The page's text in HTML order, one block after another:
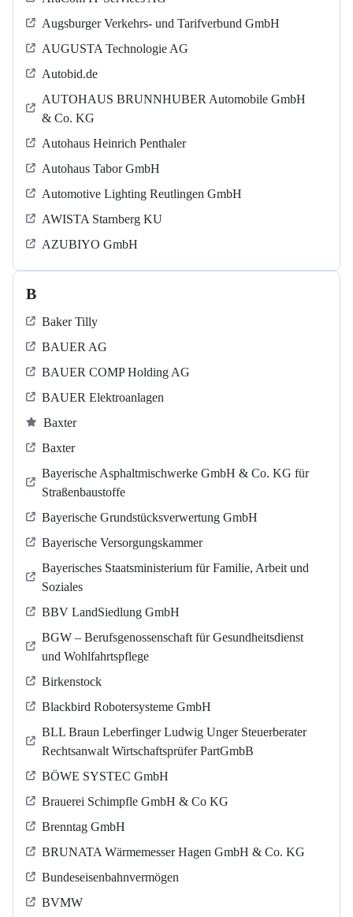
Augsburger Verkehrs- und Tarifverbund GmbH
AUGUSTA Technologie AG
Autobid.de
AUTOHAUS BRUNNHUBER Automobile GmbH
& Co. KG
Autohaus Heinrich Penthaler
Autohaus Tabor GmbH
Automotive Lighting Reutlingen GmbH
AWISTA Starnberg KU
AZUBIYO GmbH
B
Baker Tilly
BAUER AG
BAUER COMP Holding AG
BAUER Elektroanlagen
Baxter
Baxter
Bayerische Asphaltmischwerke GmbH & Co. KG für
Straßenbaustoffe
Bayerische Grundstücksverwertung GmbH
Bayerische Versorgungskammer
Bayerisches Staatsministerium für Familie, Arbeit und
Soziales
BBV LandSiedlung GmbH
BGW – Berufsgenossenschaft für Gesundheitsdienst
und Wohlfahrtspflege
Birkenstock
Blackbird Robotersysteme GmbH
BLL Braun Leberfinger Ludwig Unger Steuerberater
Rechtsanwalt Wirtschaftsprüfer PartGmbB
BÖWE SYSTEC GmbH
Brauerei Schimpfle GmbH & Co KG
Brenntag GmbH
BRUNATA Wärmemesser Hagen GmbH & Co. KG
Bundeseisenbahnvermögen
BVMW